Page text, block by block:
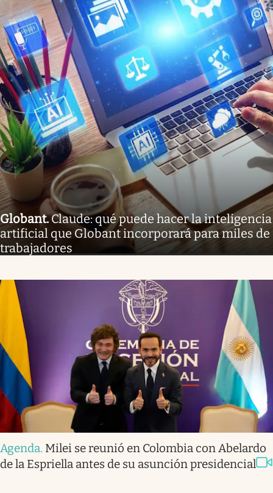
Globant.Claude: qué puede hacer la inteligencia
artificial que Globant incorporará para miles de
trabajadores
Agenda. Milei se reunió en Colombia con Abelardo
de la Espriella antes de su asunción presidencial